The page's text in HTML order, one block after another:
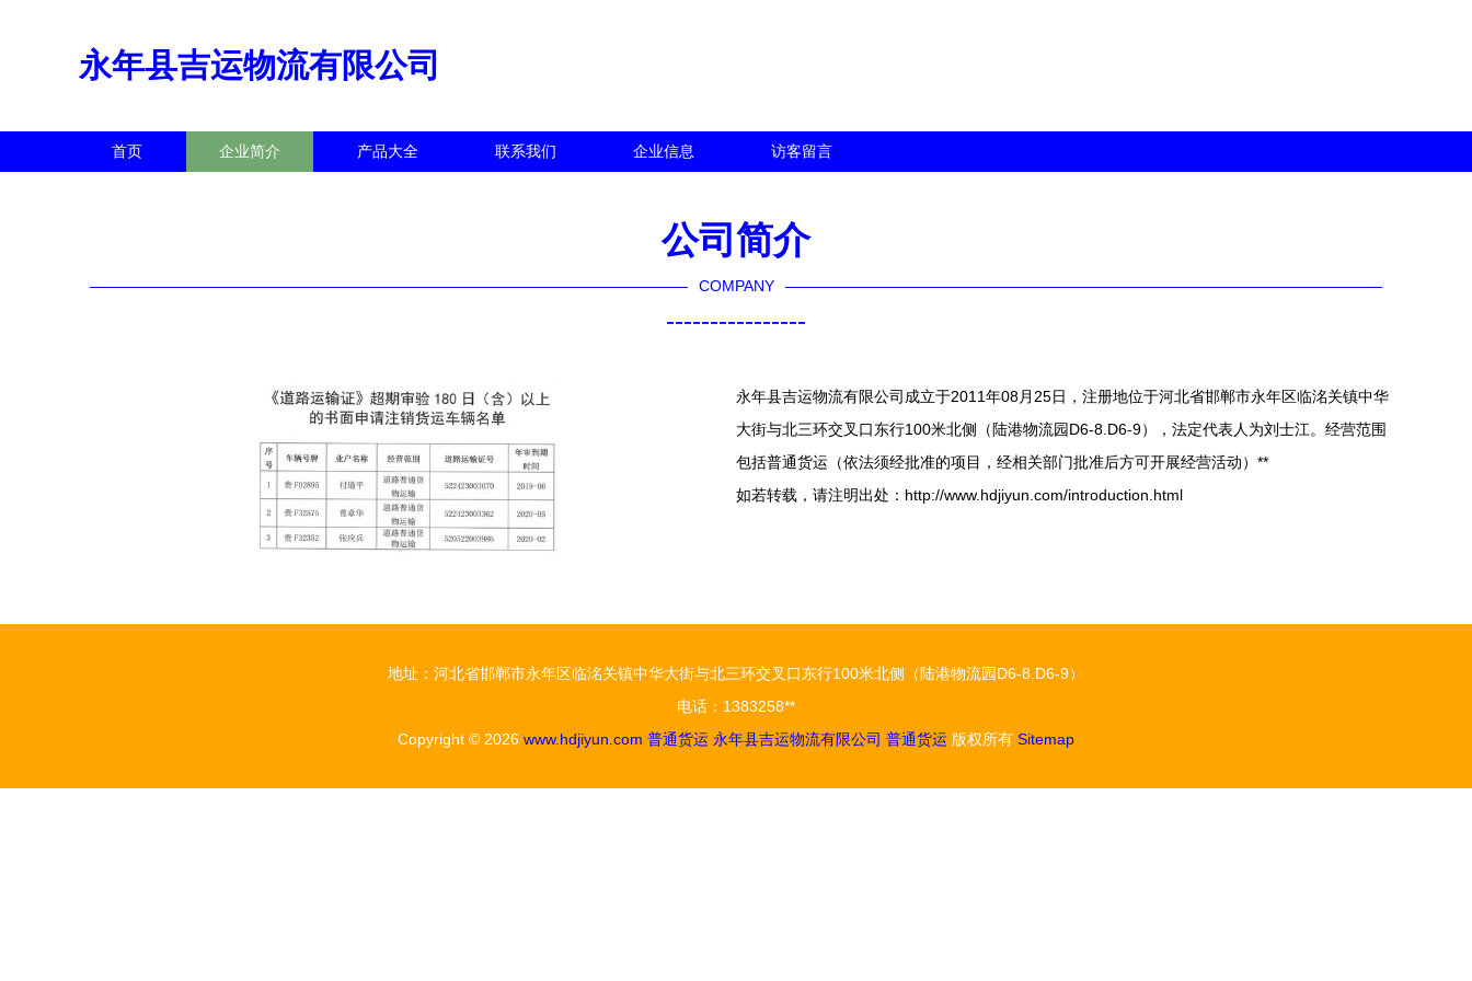
永年县吉运物流有限公司
首页 企业简介 产品大全 联系我们 企业信息 访客留言
公司简介
COMPANY
----------------
永年县吉运物流有限公司成立于2011年08月25日，注册地位于河北省邯郸市永年区临洺关镇中华
大街与北三环交叉口东行100米北侧（陆港物流园D6-8.D6-9），法定代表人为刘士江。经营范围
包括普通货运（依法须经批准的项目，经相关部门批准后方可开展经营活动）**
如若转载，请注明出处：http://www.hdjiyun.com/introduction.html
地址：河北省邯郸市永年区临洺关镇中华大街与北三环交叉口东行100米北侧（陆港物流园D6-8.D6-9）
电话：1383258**
Copyright © 2026 www.hdjiyun.com 普通货运 永年县吉运物流有限公司 普通货运 版权所有 Sitemap